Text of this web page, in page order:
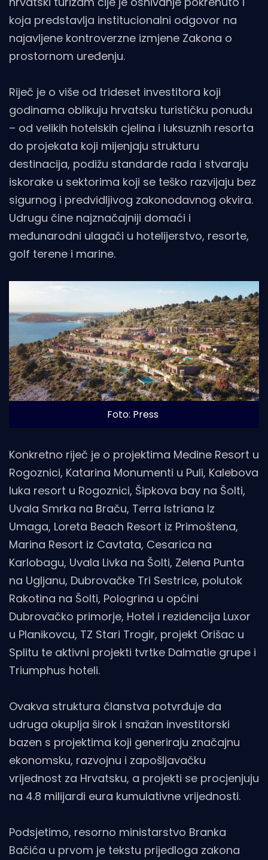
koja predstavlja institucionalni odgovor na
najavljene kontroverzne izmjene Zakona o
prostornom uređenju.
Riječ je o više od trideset investitora koji
godinama oblikuju hrvatsku turističku ponudu
– od velikih hotelskih cjelina i luksuznih resorta
do projekata koji mijenjaju strukturu
destinacija, podižu standarde rada i stvaraju
iskorake u sektorima koji se teško razvijaju bez
sigurnog i predvidljivog zakonodavnog okvira.
Udrugu čine najznačajniji domaći i
međunarodni ulagači u hotelijerstvo, resorte,
golf terene i marine.
Foto: Press
Konkretno riječ je o projektima Medine Resort u
Rogoznici, Katarina Monumenti u Puli, Kalebova
luka resort u Rogoznici, Šipkova bay na Šolti,
Uvala Smrka na Braču, Terra Istriana Iz
Umaga, Loreta Beach Resort iz Primoštena,
Marina Resort iz Cavtata, Cesarica na
Karlobagu, Uvala Livka na Šolti, Zelena Punta
na Ugljanu, Dubrovačke Tri Sestrice, polutok
Rakotina na Šolti, Pologrina u općini
Dubrovačko primorje, Hotel i rezidencija Luxor
u Planikovcu, TZ Stari Trogir, projekt Orišac u
Splitu te aktivni projekti tvrtke Dalmatie grupe i
Triumphus hoteli.
Ovakva struktura članstva potvrđuje da
udruga okuplja širok i snažan investitorski
bazen s projektima koji generiraju značajnu
ekonomsku, razvojnu i zapošljavačku
vrijednost za Hrvatsku, a projekti se procjenjuju
na 4.8 milijardi eura kumulativne vrijednosti.
Podsjetimo, resorno ministarstvo Branka
Bačića u prvom je tekstu prijedloga zakona